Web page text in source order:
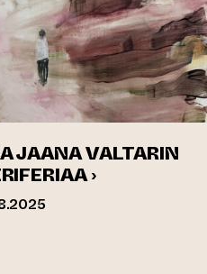
JAANA VALTARIN
›